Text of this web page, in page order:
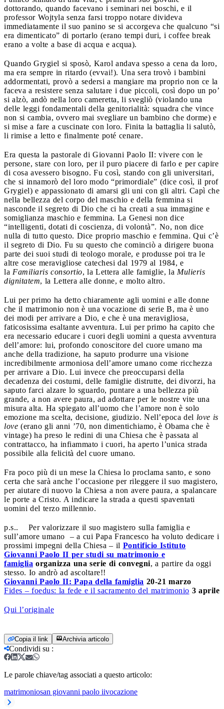
dottorando, quando facevano i seminari nei boschi, e il
professor Wojtyla senza farsi troppo notare divideva
immediatamente il suo panino se si accorgeva che qualcuno “si
era dimenticato” di portarlo (erano tempi duri, i coffee break
erano a volte a base di acqua e acqua).
Quando Grygiel si sposò, Karol andava spesso a cena da loro,
ma era sempre in ritardo (evvai!). Una sera trovò i bambini
addormentati, provò a sedersi a mangiare ma proprio non ce la
faceva a resistere senza salutare i due piccoli, così dopo un po’
si alzò, andò nella loro cameretta, li svegliò (violando una
delle leggi fondamentali della genitorialità: squadra che vince
non si cambia, ovvero mai svegliare un bambino che dorme) e
si mise a fare a cuscinate con loro. Finita la battaglia li salutò,
li rimise a letto e finalmente poté cenare.
Era questa la pastorale di Giovanni Paolo II: vivere con le
persone, stare con loro, per il puro piacere di farlo e per capire
di cosa avessero bisogno. Fu così, stando con gli universitari,
che si innamorò del loro modo “primordiale” (dice così, il prof
Grygiel) e appassionato di amarsi gli uni con gli altri. Capì che
nella bellezza del corpo del maschio e della femmina si
nasconde il segreto di Dio che ci ha creati a sua immagine e
somiglianza maschio e femmina. La Genesi non dice
“intelligenti, dotati di coscienza, di volontà”. No, non dice
nulla di tutto questo. Dice proprio maschio e femmina. Qui c’è
il segreto di Dio. Fu su questo che cominciò a dirigere buona
parte dei suoi studi di teologo morale, e produsse poi tra le
altre cose meravigliose catechesi dal 1979 al 1984, e
la Familiaris consortio, la Lettera alle famiglie, la Mulieris
dignitatem, la Lettera alle donne, e molto altro.
Lui per primo ha detto chiaramente agli uomini e alle donne
che il matrimonio non è una vocazione di serie B, ma è uno
dei modi per arrivare a Dio, e che è una meravigliosa,
faticosissima esaltante avventura. Lui per primo ha capito che
era necessario educare i cuori degli uomini a questa avventura
dell’amore: lui, profondo conoscitore del cuore umano ma
anche della tradizione, ha saputo produrre una visione
incredibilmente armoniosa dell’amore umano come ricchezza
per arrivare a Dio. Lui invece che preoccuparsi della
decadenza dei costumi, delle famiglie distrutte, dei divorzi, ha
saputo farci alzare lo sguardo, puntare a una bellezza più
grande, a non avere paura, ad adottare per le nostre vite una
misura alta. Ha spiegato all’uomo che l’amore non è solo
emozione ma scelta, decisione, giudizio. Nell’epoca del love is
love (erano gli anni ’70, non dimentichiamo, è Obama che è
vintage) ha preso le redini di una Chiesa che è passata al
contrattacco, ha infiammato i cuori, ha aperto l’unica strada
possibile alla felicità del cuore umano.
Fra poco più di un mese la Chiesa lo proclama santo, e sono
certa che sarà anche l’occasione per rileggere il suo magistero,
per aiutare di nuovo la Chiesa a non avere paura, a spalancare
le porte a Cristo. A indicare la strada a questi spaventati
uomini del terzo millennio.
p.s.. Per valorizzare il suo magistero sulla famiglia e
sull’amore umano – a cui Papa Francesco ha voluto dedicare i
prossimi impegni della Chiesa – il Pontificio Istituto
Giovanni Paolo II per studi su matrimonio e
famiglia organizza una serie di convegni, a partire da oggi
stesso. Io andrò ad ascoltare!!
Giovanni Paolo II: Papa della famiglia 20-21 marzo
Fides – foedus: la fede e il sacramento del matrimonio 3 aprile
Qui l’originale
Copia il link Archivia articolo
Condividi su :
Le parole chiave/tag associati a questo articolo:
matrimoniosan giovanni paolo iivocazione